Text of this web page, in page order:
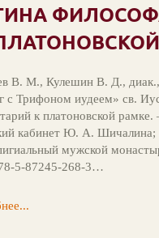
В. М., Кулешин В. Д., диак.,
с Трифоном иудеем» св.
к платоновской
кабинет Ю. А. Шичалина;
мужской
5-87245-268-3…